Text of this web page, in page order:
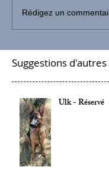
Rédigez un
Suggestions
Ulk - Réservé